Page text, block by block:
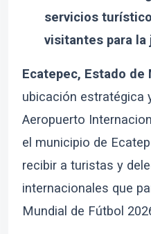
servicios
visitantes para
Ecatepec, Estado de
ubicación estratégica
Aeropuerto
el municipio de
recibir a turistas y
internacionales que
Mundial de Fútbol